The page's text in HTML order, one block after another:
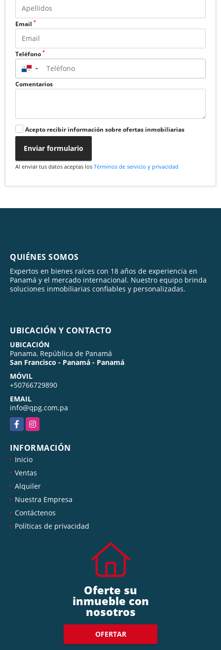
Email *
Teléfono *
▼
Comentarios
Acepto recibir información sobre ofertas inmobiliarias
Enviar formulario
Al enviar tus datos aceptas los Términos de servicio y privacidad
QUIÉNES SOMOS
Expertos en bienes raíces con 18 años de experiencia en
Panamá y el mercado internacional. Nuestro equipo brinda
soluciones inmobiliarias confiables y personalizadas.
UBICACIÓN Y CONTACTO
UBICACIÓN
Panama, República de Panamá
San Francisco - Panamá - Panamá
MÓVIL
+50766729890
EMAIL
info@qpg.com.pa
FacebookInstagram
INFORMACIÓN
Inicio
Ventas
Alquiler
Nuestra Empresa
Contáctenos
Políticas de privacidad
Oferte su
inmueble con
nosotros
OFERTAR